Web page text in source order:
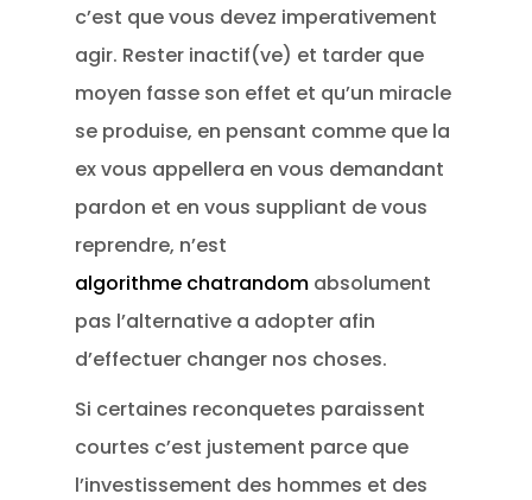
c’est que vous devez imperativement
agir. Rester inactif(ve) et tarder que
moyen fasse son effet et qu’un miracle
se produise, en pensant comme que la
ex vous appellera en vous demandant
pardon et en vous suppliant de vous
reprendre, n’est
algorithme chatrandom absolument
pas l’alternative a adopter afin
d’effectuer changer nos choses.
Si certaines reconquetes paraissent
courtes c’est justement parce que
l’investissement des hommes et des